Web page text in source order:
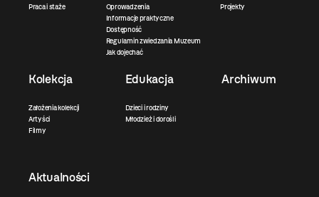
Praca i staże
Oprowadzenia
Informacje praktyczne
Dostępność
Regulamin zwiedzania Muzeum
Jak dojechać
Projekty
Kolekcja
Założenia kolekcji
Artyści
Filmy
Edukacja
Dzieci i rodziny
Młodzież i dorośli
Archiwum
Aktualności